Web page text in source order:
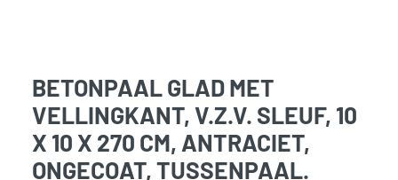
BETONPAAL GLAD MET
VELLINGKANT, V.Z.V. SLEUF, 10
X 10 X 270 CM, ANTRACIET,
ONGECOAT, TUSSENPAAL.